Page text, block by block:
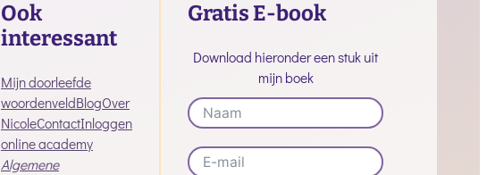
Ook
interessant
Mijn doorleefde
woordenveldBlogOver
NicoleContactInloggen
online academy
Algemene
Gratis E-book
Download hieronder een stuk uit
mijn boek